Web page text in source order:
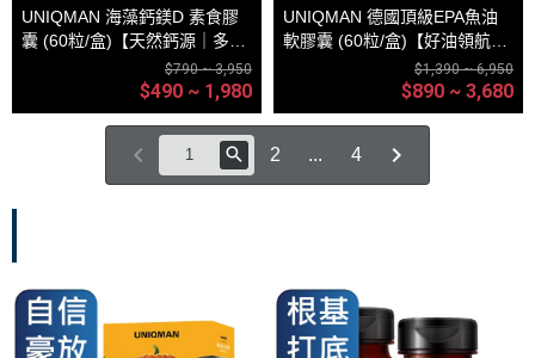
UNIQMAN 海藻鈣鎂D 素食膠
囊 (60粒/盒)【天然鈣源｜多入
$790 ~ 3,950
$490 ~ 1,980
UNIQMAN 德國頂級EPA魚油
軟膠囊 (60粒/盒)【好油領航｜
$1,390 ~ 6,950
$890 ~ 3,680
2 ... 4